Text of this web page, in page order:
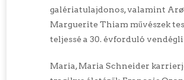
galériatulajdonos, valamint
Marguerite Thiam művészek
teljessé a 30. évforduló
Maria, Maria Schneider